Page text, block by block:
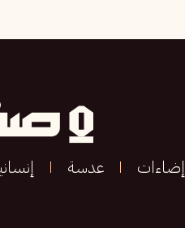
إضاءات عدسة